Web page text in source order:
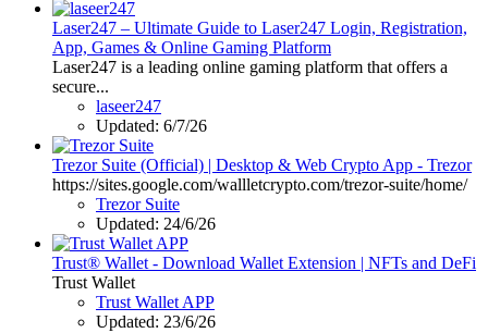
Laser247 – Ultimate Guide to Laser247 Login, Registration,
App, Games & Online Gaming Platform
Laser247 is a leading online gaming platform that offers a
secure...
laseer247
Updated: 6/7/26
Trezor Suite (Official) | Desktop & Web Crypto App - Trezor
https://sites.google.com/wallletcrypto.com/trezor-suite/home/
Trezor Suite
Updated: 24/6/26
Trust® Wallet - Download Wallet Extension | NFTs and DeFi
Trust Wallet
Trust Wallet APP
Updated: 23/6/26